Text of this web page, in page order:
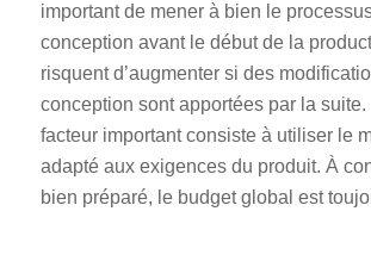
important de mener à bien le
conception avant le début de la
risquent d’augmenter si des
conception sont apportées par la suite.
facteur important consiste à utiliser le
adapté aux exigences du produit. À
bien préparé, le budget global est